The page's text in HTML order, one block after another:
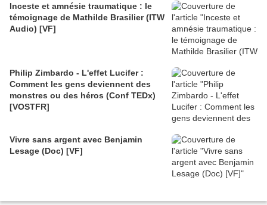
Inceste et amnésie traumatique : le
témoignage de Mathilde Brasilier (ITW
Audio) [VF]
Philip Zimbardo - L'effet Lucifer :
Comment les gens deviennent des
monstres ou des héros (Conf TEDx)
[VOSTFR]
Vivre sans argent avec Benjamin
Lesage (Doc) [VF]